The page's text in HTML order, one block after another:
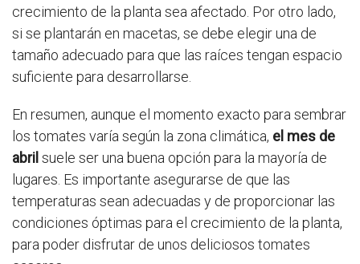
crecimiento de la planta sea afectado. Por otro lado,
si se plantarán en macetas, se debe elegir una de
tamaño adecuado para que las raíces tengan espacio
suficiente para desarrollarse.
En resumen, aunque el momento exacto para sembrar
los tomates varía según la zona climática, el mes de
abril suele ser una buena opción para la mayoría de
lugares. Es importante asegurarse de que las
temperaturas sean adecuadas y de proporcionar las
condiciones óptimas para el crecimiento de la planta,
para poder disfrutar de unos deliciosos tomates